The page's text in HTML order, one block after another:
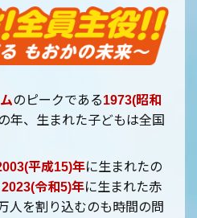
のピークである1973(昭和
年、生まれた子どもは全国
平成15)年に生まれたの
2023(令和5)年に生まれた赤
人を割り込むのも時間の問